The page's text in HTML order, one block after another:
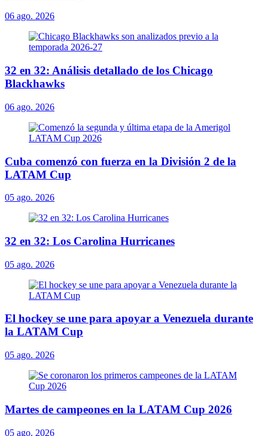
06 ago. 2026
32 en 32: Análisis detallado de los Chicago
Blackhawks
06 ago. 2026
Cuba comenzó con fuerza en la División 2 de la
LATAM Cup
05 ago. 2026
32 en 32: Los Carolina Hurricanes
05 ago. 2026
El hockey se une para apoyar a Venezuela durante
la LATAM Cup
05 ago. 2026
Martes de campeones en la LATAM Cup 2026
05 ago. 2026